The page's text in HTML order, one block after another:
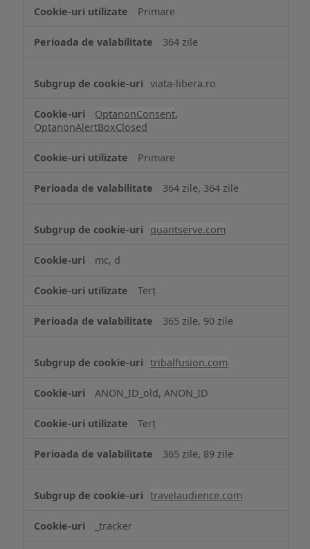
necesare
Primare
364 zile
viata-libera.ro
OptanonConsent,
OptanonAlertBoxClosed
Primare
364 zile, 364 zile
quantserve.com
mc, d
Terț
365 zile, 90 zile
tribalfusion.com
ANON_ID_old, ANON_ID
Terț
365 zile, 89 zile
travelaudience.com
_tracker